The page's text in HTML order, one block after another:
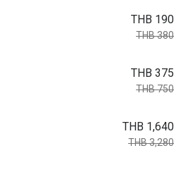
THB 190
THB 380
THB 375
THB 750
THB 1,640
THB 3,280